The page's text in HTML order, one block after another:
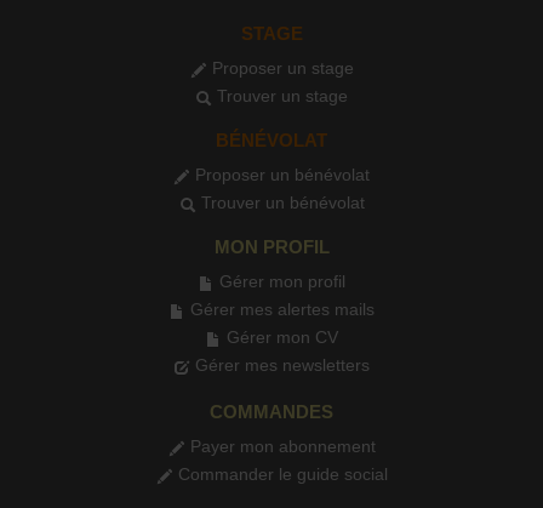
STAGE
Proposer un stage
Trouver un stage
BÉNÉVOLAT
Proposer un bénévolat
Trouver un bénévolat
MON PROFIL
Gérer mon profil
Gérer mes alertes mails
Gérer mon CV
Gérer mes newsletters
COMMANDES
Payer mon abonnement
Commander le guide social